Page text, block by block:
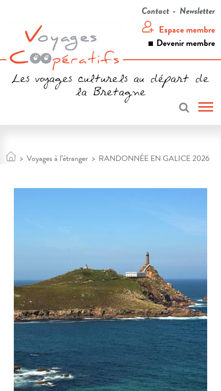
Contact
Newsletter
Espace membre
Devenir membre
Les voyages culturels au départ de
la Bretagne
> Voyages à l’étranger > RANDONNÉE EN GALICE 2026